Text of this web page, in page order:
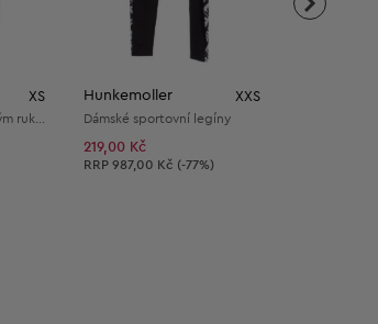
XS Hunkemoller XXS
Dámské sportovní legíny
219,00 Kč
Doporučená cena:
RRP 987,00 Kč (-77%)